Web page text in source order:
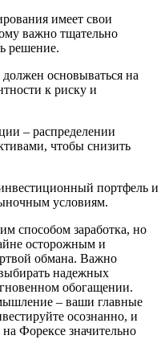
имеет свои
важно тщательно
решение.
основываться на
к риску и
– распределении
чтобы снизить
портфель и
условиям.
способом заработка, но
осторожным и
обмана. Важно
надежных
обогащении.
– ваши главные
осознанно, и
Форексе значительно